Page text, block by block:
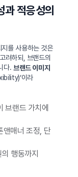
적응성의
를 사용하는 것은
려하되, 브랜드의
다. 브랜드 이미지
이라
브랜드 가치에
앤매너 조정, 단
행동까지